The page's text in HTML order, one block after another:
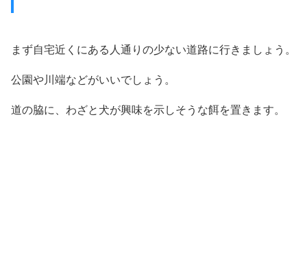
まず自宅近くにある人通りの少ない道路に行きましょう。
公園や川端などがいいでしょう。
道の脇に、わざと犬が興味を示しそうな餌を置きます。